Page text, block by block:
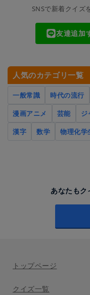
SNSで新着クイズ
友達追加
人気のカテゴリ一覧
一般常識 時代の流行
漫画アニメ
芸能 ジ
漢字
数学 物理化学
あなたもク
トップページ
クイズ一覧